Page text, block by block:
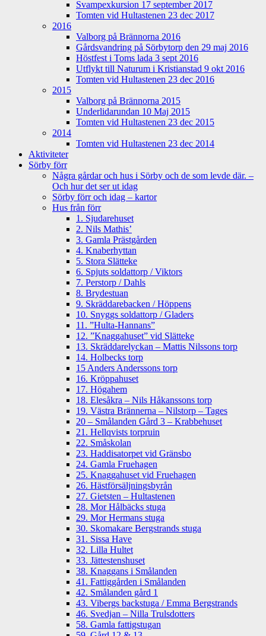
Svampexkursion 17 september 2017
Tomten vid Hultastenen 23 dec 2017
2016
Valborg på Brännorna 2016
Gårdsvandring på Sörbytorp den 29 maj 2016
Höstfest i Toms lada 3 sept 2016
Utflykt till Naturum i Kristianstad 9 okt 2016
Tomten vid Hultastenen 23 dec 2016
2015
Valborg på Brännorna 2015
Underlidarundan 10 Maj 2015
Tomten vid Hultastenen 23 dec 2015
2014
Tomten vid Hultastenen 23 dec 2014
Aktiviteter
Sörby förr
Några gårdar och hus i Sörby och de som levde där. –
Och hur det ser ut idag
Sörby förr och idag – kartor
Hus från förr
1. Sjudarehuset
2. Nils Mathis’
3. Gamla Prästgården
4. Knaberhyttan
5. Stora Slätteke
6. Spjuts soldattorp / Viktors
7. Perstorp / Dahls
8. Brydestuan
9. Skräddarebacken / Höppens
10. Snyggs soldattorp / Gladers
11. ”Hulta-Hannans”
12. ”Knaggahuset” vid Slätteke
13. Skräddarelyckan – Mattis Nilssons torp
14. Holbecks torp
15 Anders Anderssons torp
16. Kröppahuset
17. Högahem
18. Elesåkra – Nils Håkanssons torp
19. Västra Brännerna – Nilstorp – Tages
20 – Smålanden Gård 3 – Krabbehuset
21. Hellqvists torpruin
22. Småskolan
23. Haddisatorpet vid Gränsbo
24. Gamla Fruehagen
25. Knaggahuset vid Fruehagen
26. Hästförsäljningsbyrån
27. Gietsten – Hultastenen
28. Mor Hålbäcks stuga
29. Mor Hermans stuga
30. Skomakare Bergstrands stuga
31. Sissa Have
32. Lilla Hultet
33. Jättestenshuset
38. Knaggans i Smålanden
41. Fattiggården i Smålanden
42. Smålanden gård 1
43. Vibergs backstuga / Emma Bergstrands
46. Svedjan – Nilla Trulsdotters
58. Gamla fattigstugan